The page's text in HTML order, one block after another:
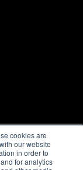
cookies are
our website
in order to
for analytics